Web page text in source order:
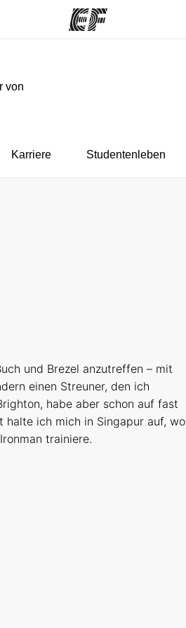
von
Karriere Studentenleben
und Brezel anzutreffen – mit
einen Streuner, den ich
habe aber schon auf fast
halte ich mich in Singapur auf, wo
trainiere.